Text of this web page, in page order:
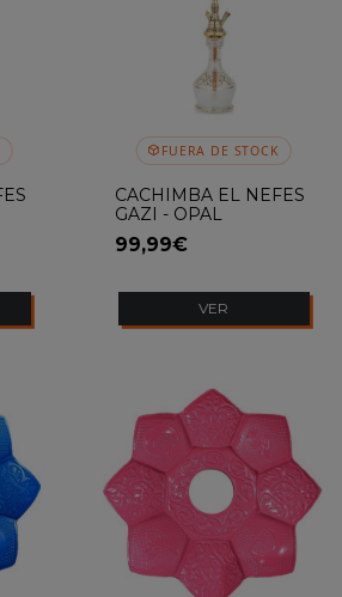
FUERA DE STOCK
CACHIMBA EL NEFES
GAZI - OPAL
99,99€
VER